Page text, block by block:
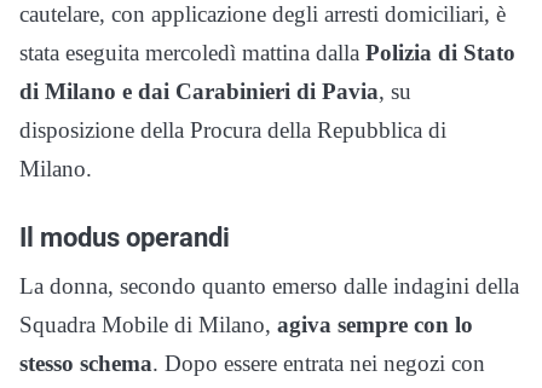
cautelare, con applicazione degli arresti domiciliari, è
stata eseguita mercoledì mattina dalla Polizia di Stato
di Milano e dai Carabinieri di Pavia, su
disposizione della Procura della Repubblica di
Milano.
Il modus operandi
La donna, secondo quanto emerso dalle indagini della
Squadra Mobile di Milano, agiva sempre con lo
stesso schema. Dopo essere entrata nei negozi con